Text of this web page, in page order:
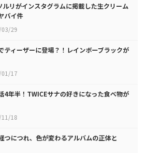
リがインスタグラムに掲載した生クリーム
バイ件
29
ティーザーに登場？！レインボーブラックが
01/17
4年半！TWICEサナの好きになった食べ物が
18
つにつれ、色が変わるアルバムの正体と